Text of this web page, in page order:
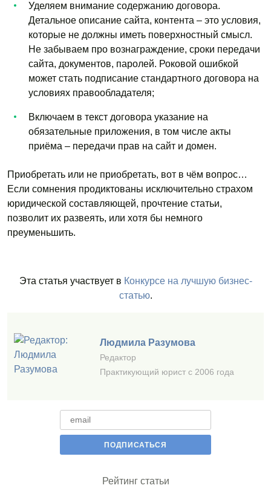
Уделяем внимание содержанию договора.
Детальное описание сайта, контента – это условия,
которые не должны иметь поверхностный смысл.
Не забываем про вознаграждение, сроки передачи
сайта, документов, паролей. Роковой ошибкой
может стать подписание стандартного договора на
условиях правообладателя;
Включаем в текст договора указание на
обязательные приложения, в том числе акты
приёма – передачи прав на сайт и домен.
Приобретать или не приобретать, вот в чём вопрос…
Если сомнения продиктованы исключительно страхом
юридической составляющей, прочтение статьи,
позволит их развеять, или хотя бы немного
преуменьшить.
Эта статья участвует в Конкурсе на лучшую бизнес-
статью.
Людмила Разумова
Редактор
Практикующий юрист с 2006 года
Рейтинг статьи